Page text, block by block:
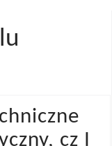
cz I